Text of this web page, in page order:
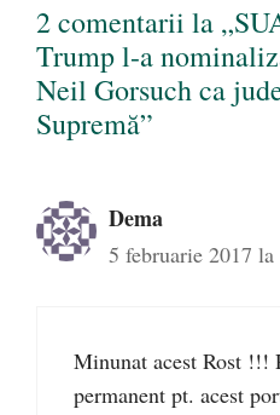
2 comentarii la
Trump l-a
Neil Gorsuch ca
Supremă”
Dema
5 februarie 2017
Minunat acest Rost !!!
permanent pt. acest